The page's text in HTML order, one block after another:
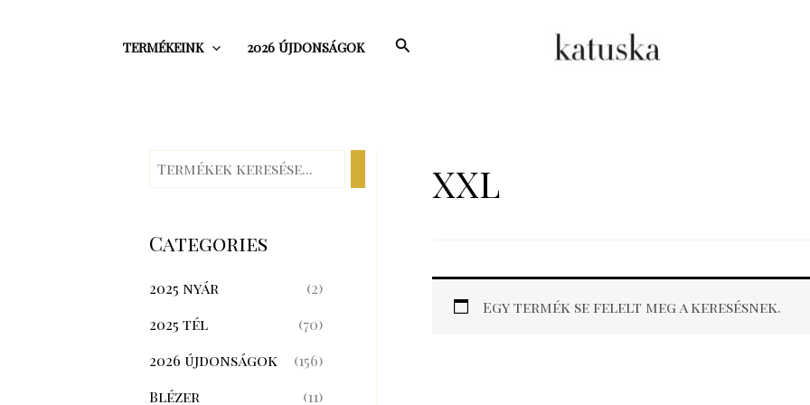
TERMÉKEINK 2026 ÚJDONSÁGOK Search
Categories
2025 nyár
(2)
2025 tél
(70)
2026 újdonságok
(156)
Blézer
(11)
XXL
Egy termék se felelt meg a keresésnek.